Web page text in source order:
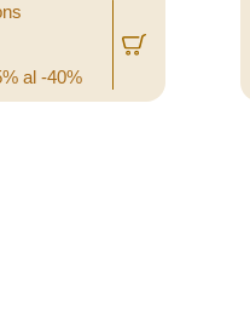
al -40%